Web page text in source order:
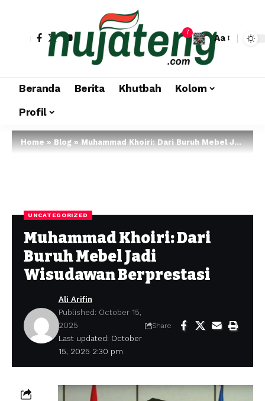
7
Aa
Beranda Berita Khutbah
Kolom
Profil
Home»Blog»Muhammad Khoiri: Dari Buruh Mebel Jadi Wisudawan Berprestasi
UNCATEGORIZED
Muhammad Khoiri: Dari
Buruh Mebel Jadi
Wisudawan Berprestasi
Last updated: October
15, 2025 2:30 pm
Ali Arifin
Published: October 15,
2025
Share